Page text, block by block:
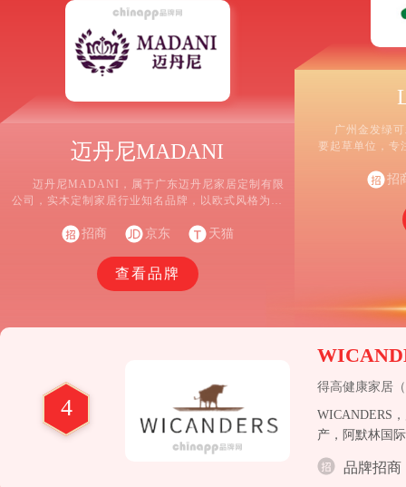
迈丹尼MADANI
迈丹尼MADANI，属于广东迈丹尼家居定制有限
公司，实木定制家居行业知名品牌，以欧式风格为主
高科技企业。
招商 京东 天猫
查看品牌
广州金发绿
要起草单位，专
招
4
得高健康家居
WICANDERS
产，阿默林国
锋。
品牌招商